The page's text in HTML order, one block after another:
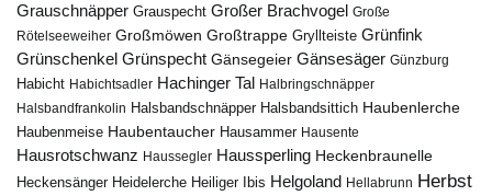
Grauschnäpper Grauspecht Großer Brachvogel Große
Rötelseeweiher Großmöwen Großtrappe Gryllteiste Grünfink
Grünschenkel Grünspecht Gänsegeier Gänsesäger Günzburg
Habicht Habichtsadler Hachinger Tal Halbringschnäpper
Halsbandfrankolin Halsbandschnäpper Halsbandsittich Haubenlerche
Haubenmeise Haubentaucher Hausammer Hausente
Hausrotschwanz Haussegler Haussperling Heckenbraunelle
Heckensänger Heidelerche Heiliger Ibis Helgoland Hellabrunn Herbst